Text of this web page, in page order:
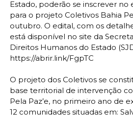
Estado, poderão se inscrever no
para o projeto Coletivos Bahia
outubro. O edital, com os
está disponível no site da
Direitos Humanos do Estado
https://abrir.link/FgpTC
O projeto dos Coletivos se
base territorial de intervenção
Pela Paz’e, no primeiro ano de
12 comunidades situadas em: